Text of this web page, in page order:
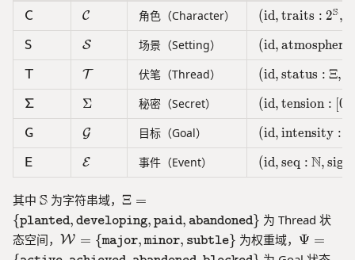
t
o
\
O
m
e
g
a
a
t
h
sf
{
C
},
\
m
a
t
h
{
S
,\
h
sf
{
s
a
n
s
\
te
x
{-
ri
f}
h
c
al
{
C
},
\
a
h
{
G
\mathsf{C}
C \mathcal{C}
C 角色（Character） (\text{id},
(id, traits : 2S,
\mathsf{S}
S \mathcal{S}
S 场景（Setting） (\text{id},
(id, atmosphere
\mathsf{T}
T \mathcal{T}
T 伏笔（Thread） (\text{id},
(id, status : Ξ,
\mathsf{\Sigma}
Σ \Sigma
Σ 秘密（Secret） (\text{id},
(id, tension : [0
\mathsf{G}
G \mathcal{G}
G 目标（Goal） (\text{id},
(id, intensity :
\mathsf{E}
E \mathcal{E}
E 事件（Event） (\text{id},
(id, seq : N, sig
其中 \
m
a
t
S 为字符串域， \
X
i
=
Ξ =
{planted, developing, paid, abandoned} 为 Thread 状
态空间， \
m
W = {major, minor, subtle} 为权重域， \
P
Ψ =